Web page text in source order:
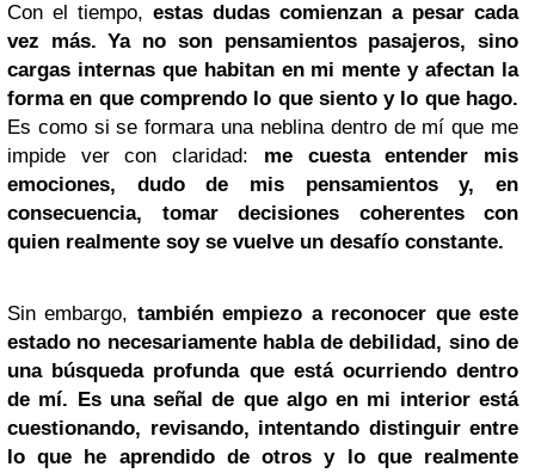
Con el tiempo, estas dudas comienzan a pesar cada
vez más. Ya no son pensamientos pasajeros, sino
cargas internas que habitan en mi mente y afectan la
forma en que comprendo lo que siento y lo que hago.
Es como si se formara una neblina dentro de mí que me
impide ver con claridad: me cuesta entender mis
emociones, dudo de mis pensamientos y, en
consecuencia, tomar decisiones coherentes con
quien realmente soy se vuelve un desafío constante.
Sin embargo, también empiezo a reconocer que este
estado no necesariamente habla de debilidad, sino de
una búsqueda profunda que está ocurriendo dentro
de mí.
Es una señal de que algo en mi interior está
cuestionando, revisando, intentando distinguir entre
lo que he aprendido de otros y lo que realmente